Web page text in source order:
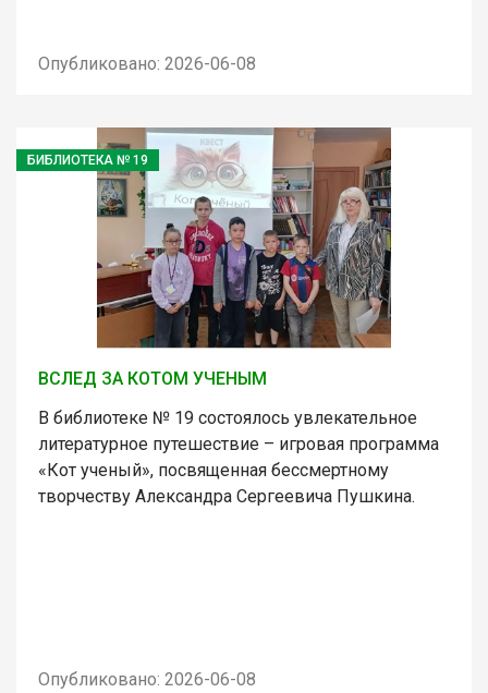
Опубликовано: 2026-06-08
БИБЛИОТЕКА № 19
ВСЛЕД ЗА КОТОМ УЧЕНЫМ
В библиотеке № 19 состоялось увлекательное
литературное путешествие – игровая программа
«Кот ученый», посвященная бессмертному
творчеству Александра Сергеевича Пушкина.
Опубликовано: 2026-06-08